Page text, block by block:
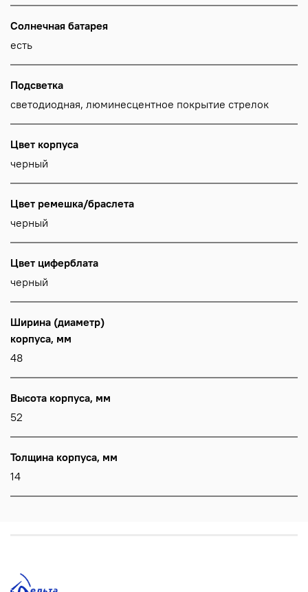
Солнечная батарея
есть
Подсветка
светодиодная, люминесцентное покрытие стрелок
Цвет корпуса
черный
Цвет ремешка/браслета
черный
Цвет циферблата
черный
Ширина (диаметр)
корпуса, мм
48
Высота корпуса, мм
52
Толщина корпуса, мм
14